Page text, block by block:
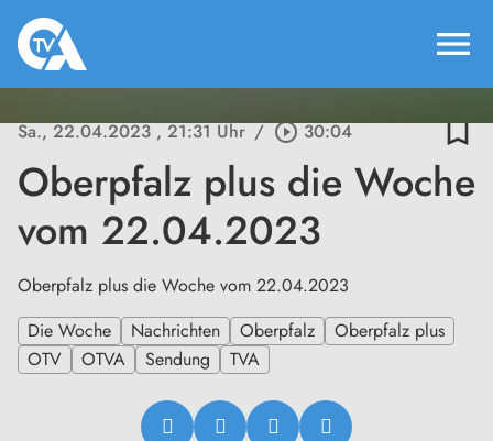
menu
Sa., 22.04.2023, 21:31 Uhr / play_circle_outline30:04 bookmark_border
Oberpfalz plus die Woche
vom 22.04.2023
Oberpfalz plus die Woche vom 22.04.2023
Die Woche
Nachrichten Oberpfalz
Oberpfalz plus
OTV
OTVA Sendung TVA